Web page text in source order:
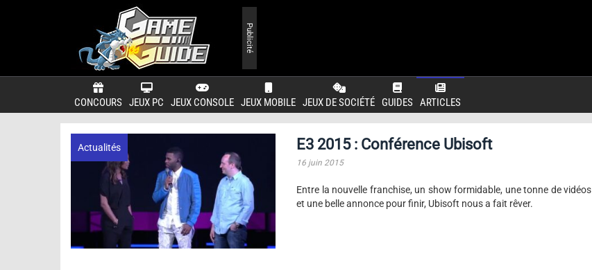
CONCOURS JEUX PC JEUX CONSOLE JEUX MOBILE JEUX DE SOCIÉTÉ GUIDES ARTICLES
Publicité
Actualités E3 2015 : Conférence Ubisoft
16 juin 2015
Entre la nouvelle franchise, un show formidable, une tonne de vidéos
et une belle annonce pour finir, Ubisoft nous a fait rêver.